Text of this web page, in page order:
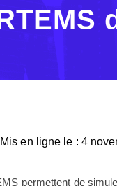
Mis en ligne le : 4
permettent de